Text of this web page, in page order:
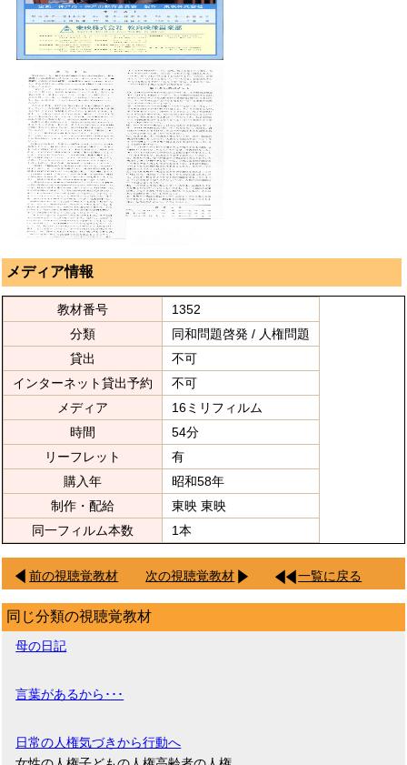
メディア情報
教材番号
1352
分類
同和問題啓発 / 人権問題
貸出
不可
インターネット貸出予約
不可
メディア
16ミリフィルム
時間
54分
リーフレット
有
購入年
昭和58年
制作・配給
東映 東映
同一フィルム本数
1本
前の視聴覚教材 次の視聴覚教材 一覧に戻る
同じ分類の視聴覚教材
母の日記
言葉があるから･･･
日常の人権気づきから行動へ